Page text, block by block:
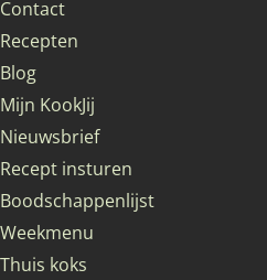
Contact
Recepten
Blog
Mijn KookJij
Nieuwsbrief
Recept insturen
Boodschappenlijst
Weekmenu
Thuis koks